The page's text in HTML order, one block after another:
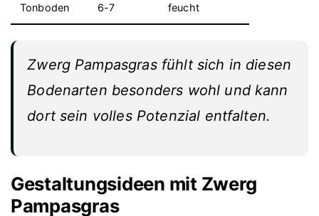
Tonboden 6-7 feucht
Zwerg Pampasgras fühlt sich in diesen
Bodenarten besonders wohl und kann
dort sein volles Potenzial entfalten.
Gestaltungsideen mit Zwerg
Pampasgras